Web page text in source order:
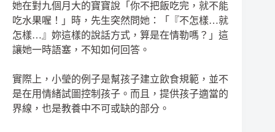
她在對九個月大的寶寶說「你不把飯吃完，就不能
吃水果喔！」時，先生突然問她：「『不怎樣…就
怎樣…』妳這樣的說話方式，算是在情勒嗎？」這
讓她一時語塞，不知如何回答。
實際上，小瑩的例子是幫孩子建立飲食規範，並不
是在用情緒試圖控制孩子。而且，提供孩子適當的
界線，也是教養中不可或缺的部分。